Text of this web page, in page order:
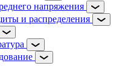
напряжения
и распределения